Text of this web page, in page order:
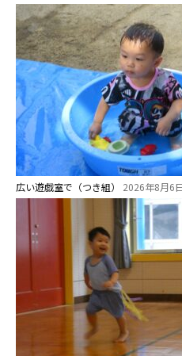
広い遊戯室で（つき組） 2026年8月6